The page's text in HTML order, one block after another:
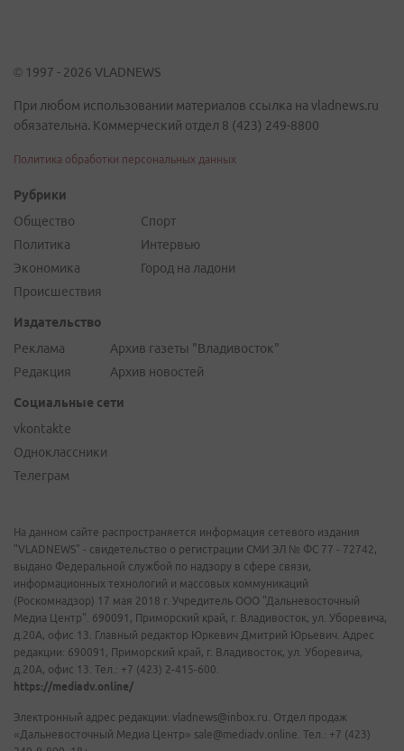
© 1997 - 2026 VLADNEWS
При любом использовании материалов ссылка на vladnews.ru
обязательна. Коммерческий отдел 8 (423) 249-8800
Политика обработки персональных данных
Рубрики
Общество
Политика
Экономика
Происшествия
Спорт
Интервью
Город на ладони
Издательство
Реклама
Редакция
Архив газеты "Владивосток"
Архив новостей
Социальные сети
vkontakte
Одноклассники
Телеграм
На данном сайте распространяется информация сетевого издания
"VLADNEWS" - свидетельство о регистрации СМИ ЭЛ № ФС 77 - 72742,
выдано Федеральной службой по надзору в сфере связи,
информационных технологий и массовых коммуникаций
(Роскомнадзор) 17 мая 2018 г. Учредитель ООО "Дальневосточный
Медиа Центр". 690091, Приморский край, г. Владивосток, ул. Уборевича,
д.20А, офис 13. Главный редактор Юркевич Дмитрий Юрьевич. Адрес
редакции: 690091, Приморский край, г. Владивосток, ул. Уборевича,
д.20А, офис 13. Тел.: +7 (423) 2-415-600.
https://mediadv.online/
Электронный адрес редакции: vladnews@inbox.ru. Отдел продаж
«Дальневосточный Медиа Центр» sale@mediadv.online. Тел.: +7 (423)